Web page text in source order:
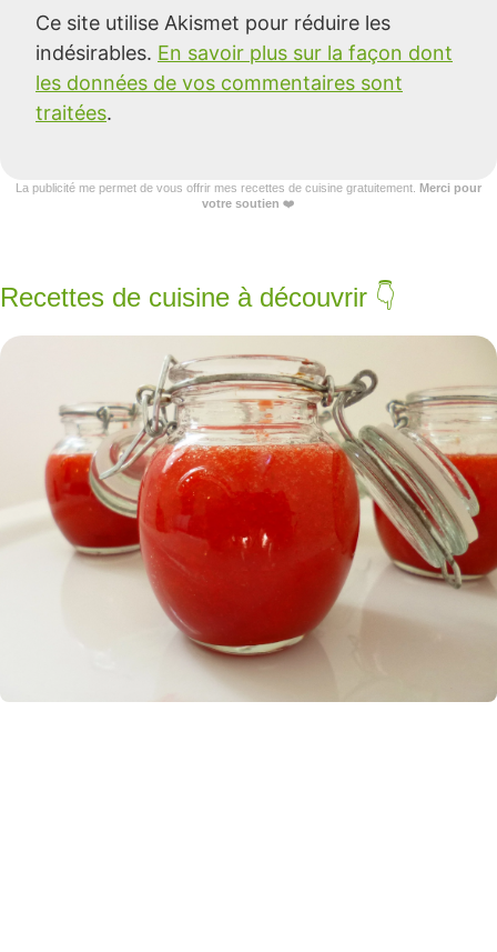
Ce site utilise Akismet pour réduire les
indésirables. En savoir plus sur la façon dont
les données de vos commentaires sont
traitées.
La publicité me permet de vous offrir mes recettes de cuisine gratuitement. Merci pour
votre soutien ❤️
Recettes de cuisine à découvrir 👇